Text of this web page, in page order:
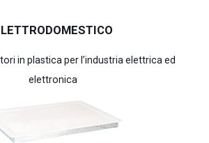
in plastica per l’industria elettrica ed
elettronica